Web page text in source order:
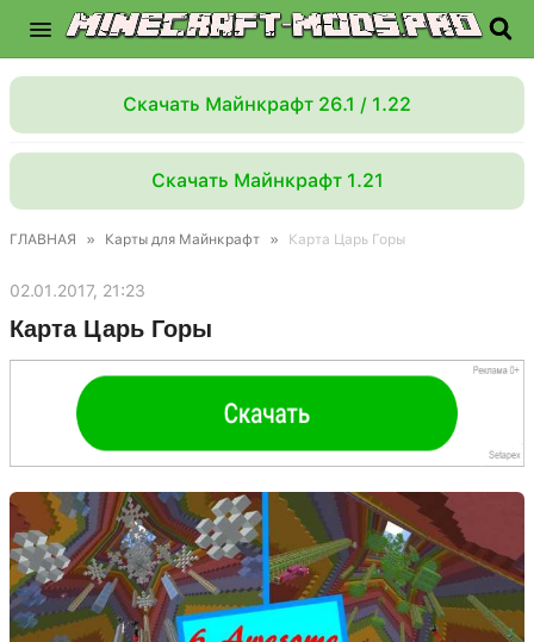
Скачать Майнкрафт 26.1 / 1.22
Скачать Майнкрафт 1.21
ГЛАВНАЯ » Карты для Майнкрафт » Карта Царь Горы
02.01.2017, 21:23
Карта Царь Горы